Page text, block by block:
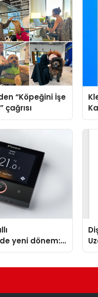
“Köpeğini İşe
çağrısı
yeni dönem: